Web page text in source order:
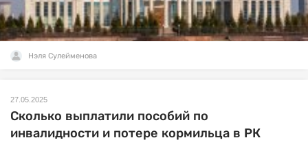
Нэля Сулейменова
27.05.2025
Сколько выплатили пособий по
инвалидности и потере кормильца в РК